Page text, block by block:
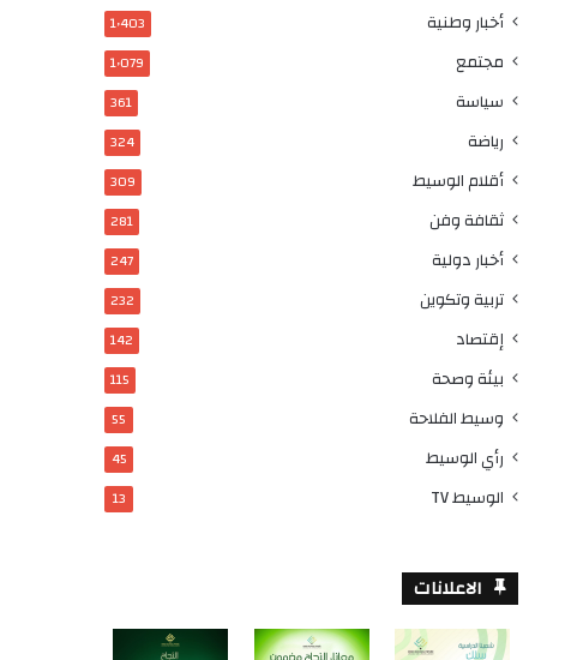
أخبار وطنية 1٬403
مجتمع 1٬079
سياسة 361
رياضة 324
أقلام الوسيط 309
ثقافة وفن 281
أخبار دولية 247
تربية وتكوين 232
إقتصاد 142
بيئة وصحة 115
وسيط الفلاحة 55
رأي الوسيط 45
الوسيط TV 13
الاعلانات